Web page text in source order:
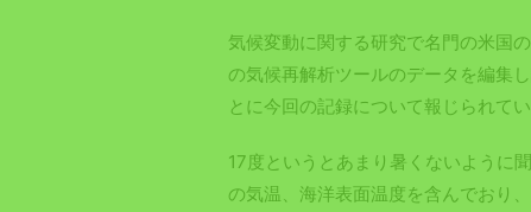
気候変動に関する研究で名門の米国
の気候再解析ツールのデータを編集
とに今回の記録について報じられてい
17度というとあまり暑くないように
の気温、海洋表面温度を含んでおり